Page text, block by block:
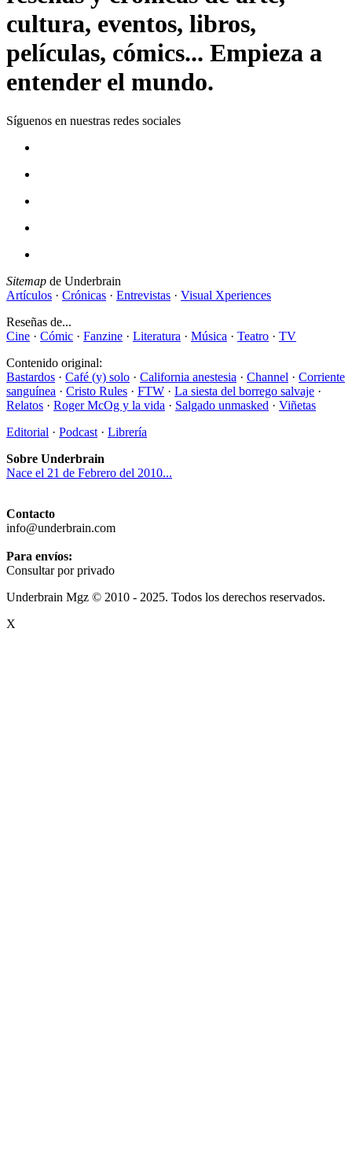
cultura, eventos, libros,
películas, cómics... Empieza a
entender el mundo.
Síguenos en nuestras redes sociales
Sitemap de Underbrain
Artículos · Crónicas · Entrevistas · Visual Xperiences
Reseñas de...
Cine · Cómic · Fanzine · Literatura · Música · Teatro · TV
Contenido original:
Bastardos · Café (y) solo · California anestesia · Channel · Corriente
sanguínea · Cristo Rules · FTW · La siesta del borrego salvaje ·
Relatos · Roger McOg y la vida · Salgado unmasked · Viñetas
Editorial · Podcast · Librería
Sobre Underbrain
Nace el 21 de Febrero del 2010...
Contacto
info@underbrain.com
Para envíos:
Consultar por privado
Underbrain Mgz © 2010 - 2025. Todos los derechos reservados.
X